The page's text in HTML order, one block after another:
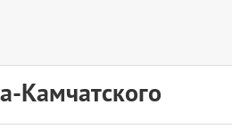
Камчатского